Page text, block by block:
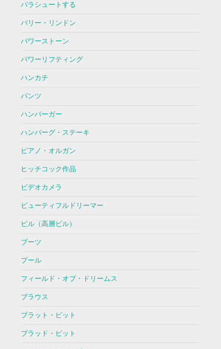
パラシュートする
バリー・リンドン
パワーストーン
パワーリフティング
ハンカチ
パンツ
ハンバーガー
ハンバーグ・ステーキ
ピアノ・オルガン
ヒッチコック作品
ビデオカメラ
ビューティフルドリーマー
ビル（高層ビル）
ブーツ
プール
フィールド・オブ・ドリームス
ブラウス
ブラット・ピット
ブラッド・ピット